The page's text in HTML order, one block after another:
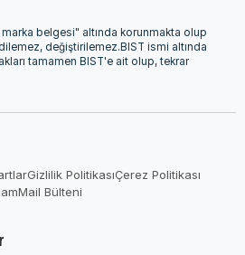
belgesi" altında korunmakta olup
değiştirilemez.BIST ismi altında
tamamen BIST'e ait olup, tekrar
Gizlilik PolitikasıÇerez Politikası
Mail Bülteni